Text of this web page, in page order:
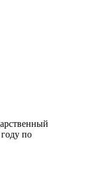
по